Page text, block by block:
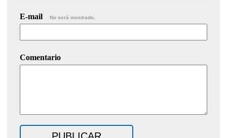
E-mail No será mostrado.
Comentario